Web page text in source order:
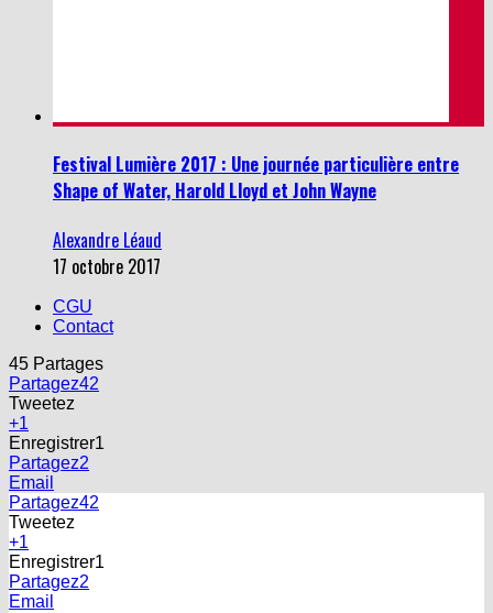
Shape of Water, Harold Lloyd et John Wayne
17 octobre 2017
Contact
Partages
Partagez42
Tweetez
+1
Enregistrer
Partagez2
Email
Partagez
Tweetez
+1
Enregistrer
Partagez2
Email
Buffer